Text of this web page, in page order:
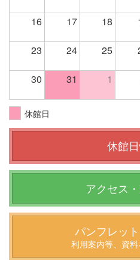
16 17 18
23 24 25
30 31 1
休館日
休館
アクセス
パンフレッ
利用案内等、資